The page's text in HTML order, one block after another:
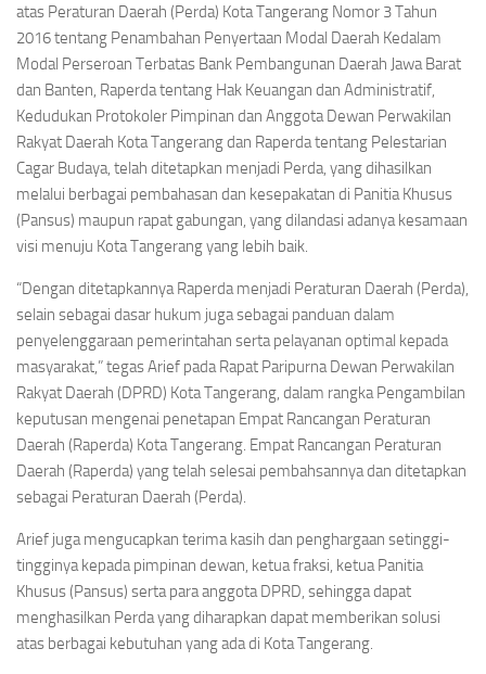
atas Peraturan Daerah (Perda) Kota Tangerang Nomor 3 Tahun
2016 tentang Penambahan Penyertaan Modal Daerah Kedalam
Modal Perseroan Terbatas Bank Pembangunan Daerah Jawa Barat
dan Banten, Raperda tentang Hak Keuangan dan Administratif,
Kedudukan Protokoler Pimpinan dan Anggota Dewan Perwakilan
Rakyat Daerah Kota Tangerang dan Raperda tentang Pelestarian
Cagar Budaya, telah ditetapkan menjadi Perda, yang dihasilkan
melalui berbagai pembahasan dan kesepakatan di Panitia Khusus
(Pansus) maupun rapat gabungan, yang dilandasi adanya kesamaan
visi menuju Kota Tangerang yang lebih baik.
“Dengan ditetapkannya Raperda menjadi Peraturan Daerah (Perda),
selain sebagai dasar hukum juga sebagai panduan dalam
penyelenggaraan pemerintahan serta pelayanan optimal kepada
masyarakat,” tegas Arief pada Rapat Paripurna Dewan Perwakilan
Rakyat Daerah (DPRD) Kota Tangerang, dalam rangka Pengambilan
keputusan mengenai penetapan Empat Rancangan Peraturan
Daerah (Raperda) Kota Tangerang. Empat Rancangan Peraturan
Daerah (Raperda) yang telah selesai pembahsannya dan ditetapkan
sebagai Peraturan Daerah (Perda).
Arief juga mengucapkan terima kasih dan penghargaan setinggi-
tingginya kepada pimpinan dewan, ketua fraksi, ketua Panitia
Khusus (Pansus) serta para anggota DPRD, sehingga dapat
menghasilkan Perda yang diharapkan dapat memberikan solusi
atas berbagai kebutuhan yang ada di Kota Tangerang.